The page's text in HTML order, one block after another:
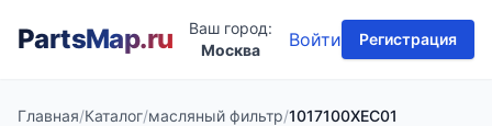
PartsMap.ru
Ваш город:
Москва
Войти Регистрация
Главная/Каталог/масляный фильтр/1017100XEC01